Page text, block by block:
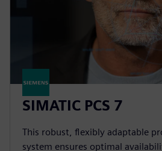
SIMATIC PCS 7
This robust, flexibly adaptable
system ensures optimal